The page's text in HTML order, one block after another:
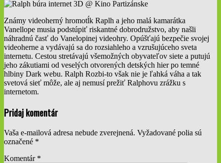
Známy videoherný hromotĺk Raplh a jeho malá kamarátka
Vanellope musia podstúpiť riskantné dobrodružstvo, aby našli
náhradnú časť do Vanelopinej videohry. Opúšťajú bezpečie svojej
videoherne a vydávajú sa do rozsiahleho a vzrušujúceho sveta
internetu. Cestou stretávajú všemožných obyvateľov siete a putujú
jeho zákutiami od veselých otvorených detských hier po temné
hlbiny Dark webu. Ralph Rozbi-to však nie je ľahká váha a tak
svetová sieť môže, ale aj nemusí prežiť Ralphovu zrážku s
internetom.
2019-
01-
Pridaj komentár
Vaša e-mailová adresa nebude zverejnená. Vyžadované polia sú
označené *
Komentár *